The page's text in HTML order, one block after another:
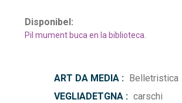
Disponibel:
Pil mument buca en la biblioteca.
ART DA MEDIA : Belletristica
VEGLIADETGNA : carschi